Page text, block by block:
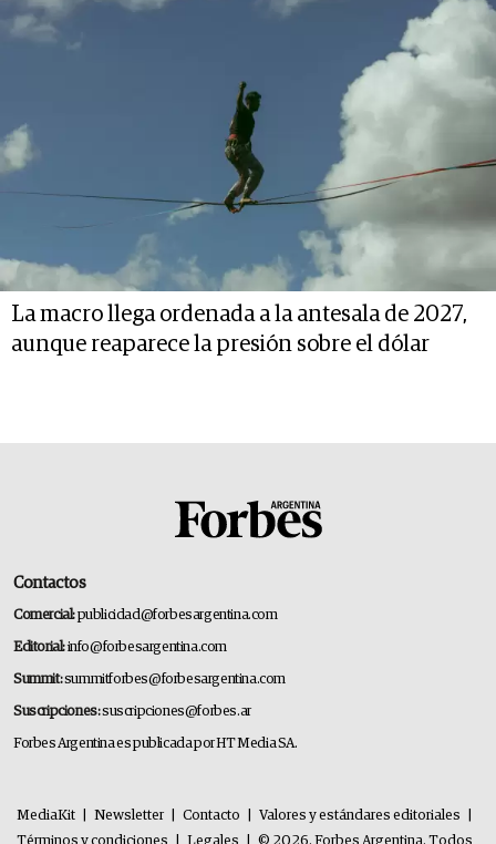
La macro llega ordenada a la antesala de 2027,
aunque reaparece la presión sobre el dólar
Contactos
Comercial:publicidad@forbesargentina.com
Editorial:info@forbesargentina.com
Summit:summitforbes@forbesargentina.com
Suscripciones:suscripciones@forbes.ar
Forbes Argentina es publicada por HT Media SA.
MediaKit Newsletter Contacto Valores y estándares editoriales
Términos y condiciones
Legales © 2026. Forbes Argentina. Todos